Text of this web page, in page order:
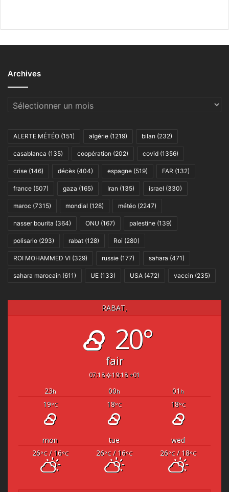
Archives
Archives
ALERTE MÉTÉO (151) algérie (1219) bilan (232)
casablanca (135) coopération (202) covid (1356)
crise (146) décès (404) espagne (519) FAR (132)
france (507) gaza (165) Iran (135) israel (330)
maroc (7315) mondial (128) météo (2247)
nasser bourita (364) ONU (167) palestine (139)
polisario (293) rabat (128) Roi (280)
ROI MOHAMMED VI (329) russie (177) sahara (471)
sahara marocain (611) UE (133) USA (472) vaccin (235)
RABAT,
20°
fair
07:18 19:18 +01
23h 00h 01 h
19°C 18°C 18°C
mon tue
wed
26°C/ 16°C 26°C/ 16°C 26°C/ 18°C